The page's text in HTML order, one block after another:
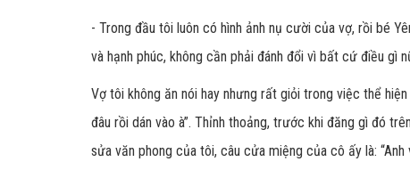
- Trong đầu tôi luôn có hình ảnh nụ cười của vợ, rồi bé
và hạnh phúc, không cần phải đánh đổi vì bất cứ điều gì
Vợ tôi không ăn nói hay nhưng rất giỏi trong việc thể
đâu rồi dán vào à”. Thỉnh thoảng, trước khi đăng gì đó
sửa văn phong của tôi, câu cửa miệng của cô ấy là: